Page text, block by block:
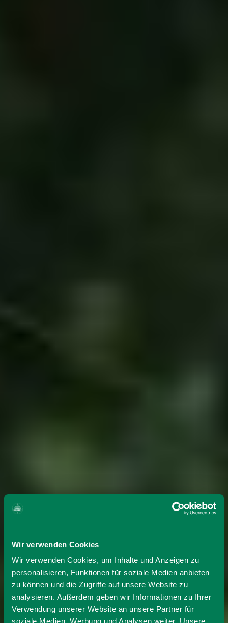
Wir verwenden Cookies
Wir verwenden Cookies, um Inhalte und Anzeigen zu
personalisieren, Funktionen für soziale Medien anbieten
zu können und die Zugriffe auf unsere Website zu
analysieren. Außerdem geben wir Informationen zu Ihrer
Verwendung unserer Website an unsere Partner für
soziale Medien, Werbung und Analysen weiter. Unsere